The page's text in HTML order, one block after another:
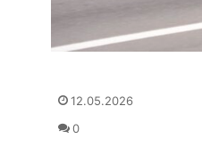
12.05.2026
0